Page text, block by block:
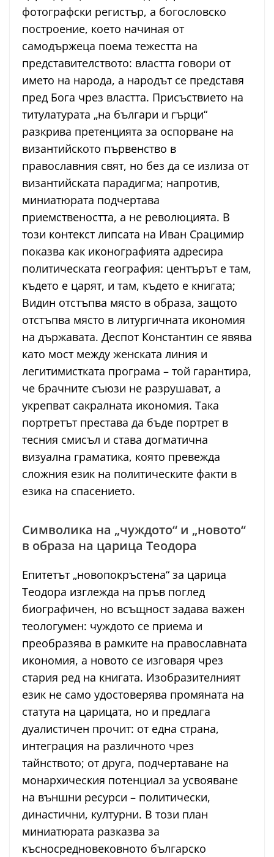
фотографски регистър, а богословско
построение, което начиная от
самодържеца поема тежестта на
представителството: властта говори от
името на народа, а народът се представя
пред Бога чрез властта. Присъствието на
титулатурата „на българи и гърци“
разкрива претенцията за оспорване на
византийското първенство в
православния свят, но без да се излиза от
византийската парадигма; напротив,
миниатюрата подчертава
приемствеността, а не революцията. В
този контекст липсата на Иван Срацимир
показва как иконографията адресира
политическата география: центърът е там,
където е царят, и там, където е книгата;
Видин отстъпва място в образа, защото
отстъпва място в литургичната икономия
на държавата. Деспот Константин се явява
като мост между женската линия и
легитимистката програма – той гарантира,
че брачните съюзи не разрушават, а
укрепват сакралната икономия. Така
портретът престава да бъде портрет в
тесния смисъл и става догматична
визуална граматика, която превежда
сложния език на политическите факти в
езика на спасението.
Символика на „чуждото“ и „новото“
в образа на царица Теодора
Епитетът „новопокръстена“ за царица
Теодора изглежда на пръв поглед
биографичен, но всъщност задава важен
теологумен: чуждото се приема и
преобразява в рамките на православната
икономия, а новото се изговаря чрез
стария ред на книгата. Изобразителният
език не само удостоверява промяната на
статута на царицата, но и предлага
дуалистичен прочит: от една страна,
интеграция на различното чрез
тайнството; от друга, подчертаване на
монархическия потенциал за усвояване
на външни ресурси – политически,
династични, културни. В този план
миниатюрата разказва за
късносредновековното българско